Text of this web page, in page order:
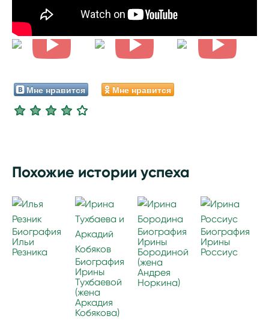
Мне нравится Мне нравится
Похожие истории успеха
Биография
Ильи
Резника
Биография
Ирины
Тухбаевой
(жена
Аркадия
Кобякова)
Биография
Ирины
Бородиной
(жена
Андрея
Норкина)
Биография
Ирины
Россиус